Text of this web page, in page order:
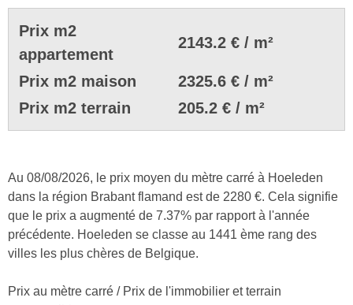
Prix m2
appartement
2143.2 € / m²
Prix m2 maison
2325.6 € / m²
Prix m2 terrain
205.2 € / m²
Au 08/08/2026, le prix moyen du mètre carré à Hoeleden
dans la région Brabant flamand est de 2280 €. Cela signifie
que le prix a augmenté de 7.37% par rapport à l'année
précédente. Hoeleden se classe au 1441 ème rang des
villes les plus chères de Belgique.
Prix au mètre carré / Prix de l'immobilier et terrain